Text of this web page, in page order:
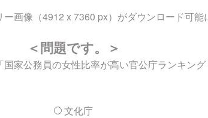
画像（4912 x 7360 px）がダウンロード可能
＜問題です。＞
家公務員の女性比率が高い官公庁ランキン
文化庁